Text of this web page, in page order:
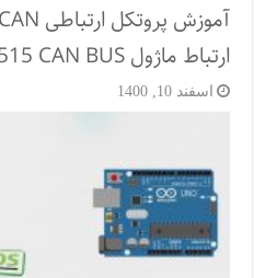
ارتباط ماژول MCP2515 CAN BUS با بورد آردوینو
اسفند 10, 1400